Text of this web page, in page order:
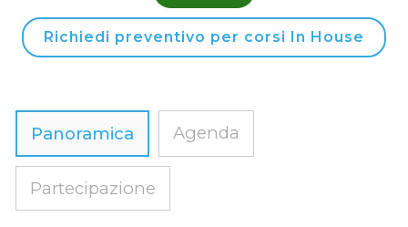
Richiedi preventivo per corsi In House
Panoramica Agenda
Partecipazione